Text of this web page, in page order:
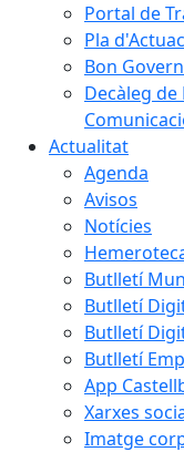
Portal de
Pla
Bon
Decàleg
Actualitat
Agenda
Avisos
Notícies
Butlletí
Butlletí
Butlletí
Butlletí
App
Xarxes
Imatge